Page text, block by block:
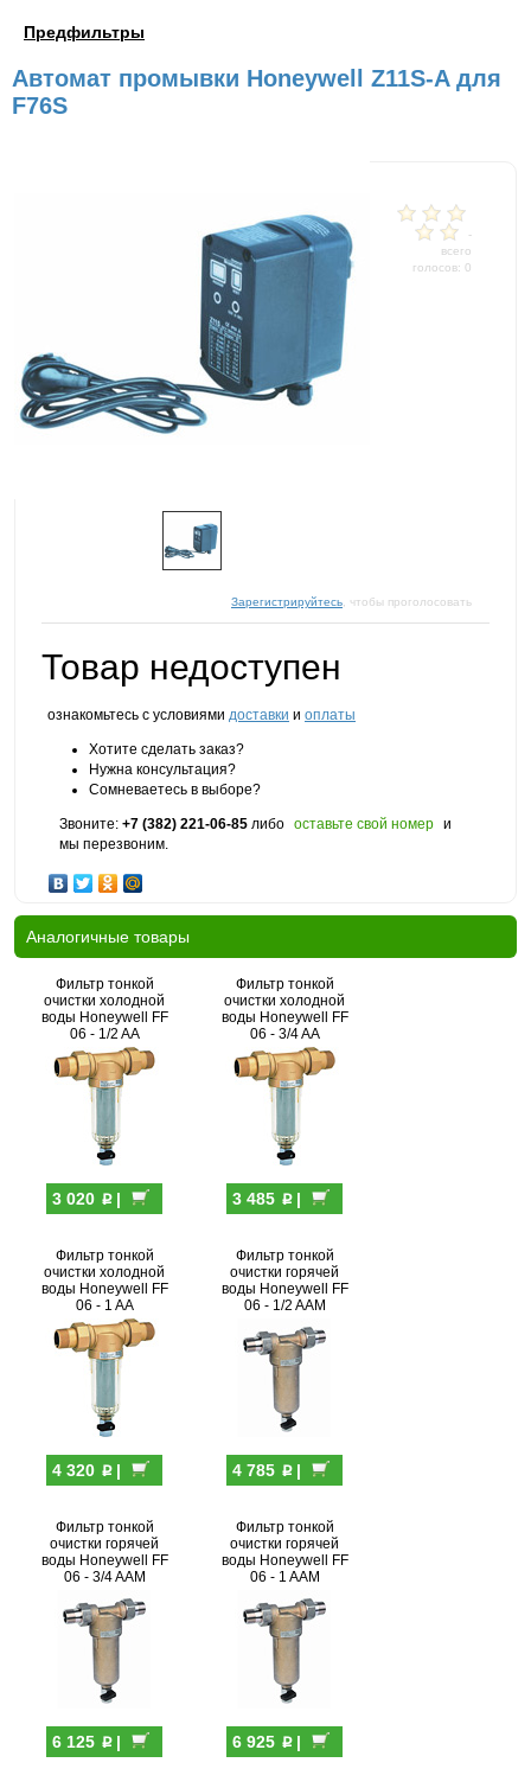
Предфильтры
Автомат промывки Honeywell Z11S-A для
F76S
-
всего
голосов: 0
Зарегистрируйтесь , чтобы проголосовать
Товар недоступен
ознакомьтесь с условиями доставки и оплаты
Хотите сделать заказ?
Нужна консультация?
Сомневаетесь в выборе?
Звоните: +7 (382) 221-06-85 либо оставьте свой номер и
мы перезвоним.
Аналогичные товары
Фильтр тонкой
очистки холодной
воды Honeywell FF
06 - 1/2 AA
3 020 p|
Фильтр тонкой
очистки холодной
воды Honeywell FF
06 - 3/4 AA
3 485 p|
Фильтр тонкой
очистки холодной
воды Honeywell FF
06 - 1 AA
4 320 p|
Фильтр тонкой
очистки горячей
воды Honeywell FF
06 - 1/2 AAM
4 785 p|
Фильтр тонкой
очистки горячей
воды Honeywell FF
06 - 3/4 AAM
6 125 p|
Фильтр тонкой
очистки горячей
воды Honeywell FF
06 - 1 AAM
6 925 p|